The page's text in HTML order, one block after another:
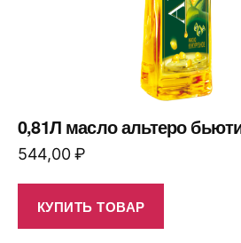
0,81Л масло альтеро
544,00₽
КУПИТЬ ТОВАР